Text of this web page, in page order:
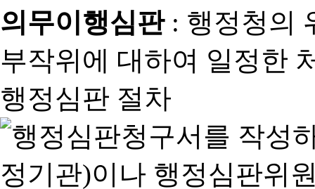
의무이행심판: 행정청의
부작위에 대하여 일정한
행정심판 절차